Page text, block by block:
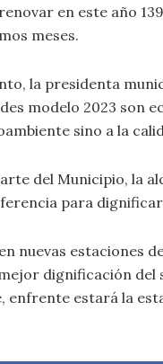
en este año
meses.
la presidenta
modelo 2023 son
sino a la
del Municipio, la
para
nuevas estaciones
dignificación del
enfrente estará la